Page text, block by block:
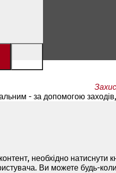
- за допомогою заходів,
необхідно
Ви можете будь-